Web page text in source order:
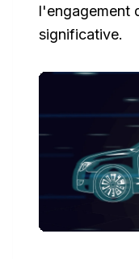
l'engagement
significative.